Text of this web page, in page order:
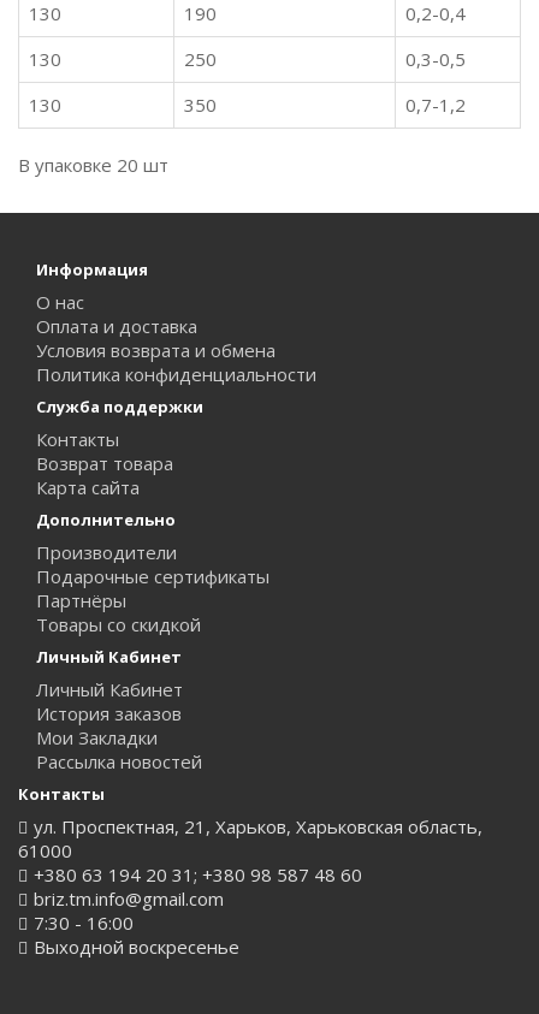
130
190
0,2-0,4
130
250
0,3-0,5
130
350 0,7-1,2
В упаковке 20 шт
Информация
О нас
Оплата и доставка
Условия возврата и обмена
Политика конфиденциальности
Служба поддержки
Контакты
Возврат товара
Карта сайта
Дополнительно
Производители
Подарочные сертификаты
Партнёры
Товары со скидкой
Личный Кабинет
Личный Кабинет
История заказов
Мои Закладки
Рассылка новостей
Контакты
ул. Проспектная, 21, Харьков, Харьковская область,
61000
+380 63 194 20 31; +380 98 587 48 60
briz.tm.info@gmail.com
7:30 - 16:00
Выходной воскресенье